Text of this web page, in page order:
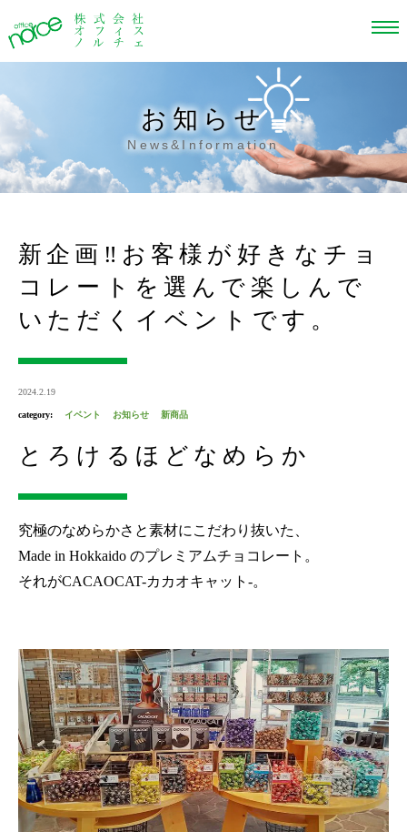
お知らせ
News&Information
新企画‼お客様が好きなチョ
コレートを選んで楽しんで
いただくイベントです。
2024.2.19
category: イベント お知らせ 新商品
とろけるほどなめらか
究極のなめらかさと素材にこだわり抜いた、
Made in Hokkaido のプレミアムチョコレート。
それがCACAOCAT-カカオキャット-。